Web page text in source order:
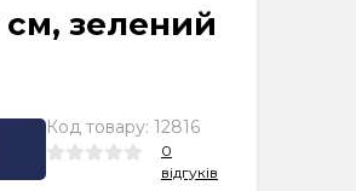
см, зелений
Код товару: 12816
0
відгуків